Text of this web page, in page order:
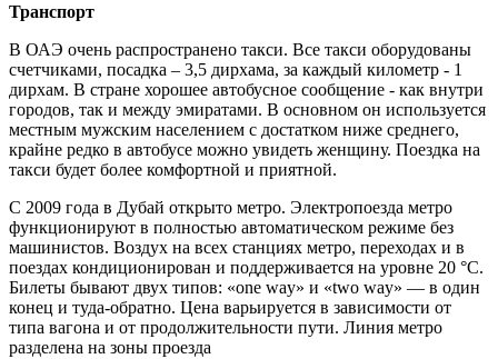
Транспорт
В ОАЭ очень распространено такси. Все такси оборудованы
счетчиками, посадка – 3,5 дирхама, за каждый километр - 1
дирхам. В стране хорошее автобусное сообщение - как внутри
городов, так и между эмиратами. В основном он используется
местным мужским населением с достатком ниже среднего,
крайне редко в автобусе можно увидеть женщину. Поездка на
такси будет более комфортной и приятной.
С 2009 года в Дубай открыто метро. Электропоезда метро
функционируют в полностью автоматическом режиме без
машинистов. Воздух на всех станциях метро, переходах и в
поездах кондиционирован и поддерживается на уровне 20 °C.
Билеты бывают двух типов: «one way» и «two way» — в один
конец и туда-обратно. Цена варьируется в зависимости от
типа вагона и от продолжительности пути. Линия метро
разделена на зоны проезда